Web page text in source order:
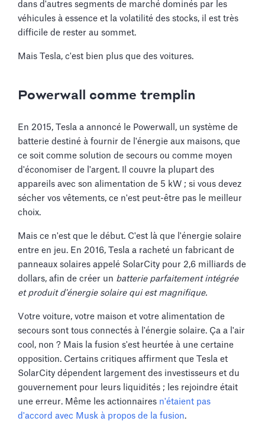
dans d'autres segments de marché dominés par les
véhicules à essence et la volatilité des stocks, il est très
difficile de rester au sommet.
Mais Tesla, c'est bien plus que des voitures.
Powerwall comme tremplin
En 2015, Tesla a annoncé le Powerwall, un système de
batterie destiné à fournir de l'énergie aux maisons, que
ce soit comme solution de secours ou comme moyen
d'économiser de l'argent. Il couvre la plupart des
appareils avec son alimentation de 5 kW ; si vous devez
sécher vos vêtements, ce n'est peut-être pas le meilleur
choix.
Mais ce n'est que le début. C'est là que l'énergie solaire
entre en jeu. En 2016, Tesla a racheté un fabricant de
panneaux solaires appelé SolarCity pour 2,6 milliards de
dollars, afin de créer un batterie parfaitement intégrée
et produit d'énergie solaire qui est magnifique.
Votre voiture, votre maison et votre alimentation de
secours sont tous connectés à l'énergie solaire. Ça a l'air
cool, non ? Mais la fusion s'est heurtée à une certaine
opposition. Certains critiques affirment que Tesla et
SolarCity dépendent largement des investisseurs et du
gouvernement pour leurs liquidités ; les rejoindre était
une erreur. Même les actionnaires n'étaient pas
d'accord avec Musk à propos de la fusion.